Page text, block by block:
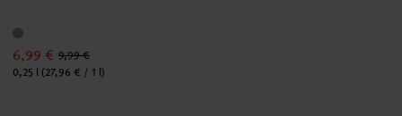
6,99 € 9,99 €
Inhalt:
0,25 l (27,96 € / 1 l)